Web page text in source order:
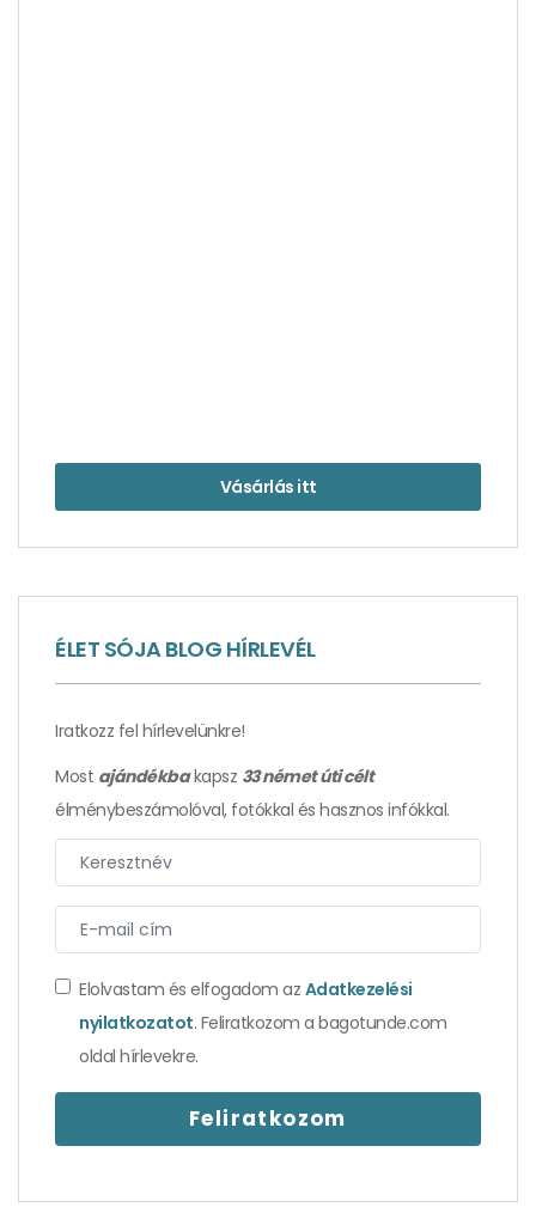
Stratford-upon-Avon
Élmények, amelyektől Isztambul a nélkülözhetetlen
hagyma lett – 2. rész
Vásárlás itt
ÉLET SÓJA BLOG HÍRLEVÉL
Iratkozz fel hírlevelünkre!
Most ajándékbakapsz 33 német úti célt
élménybeszámolóval, fotókkal és hasznos infókkal.
Elolvastam és elfogadom az Adatkezelési
nyilatkozatot. Feliratkozom a bagotunde.com
oldal hírlevekre.